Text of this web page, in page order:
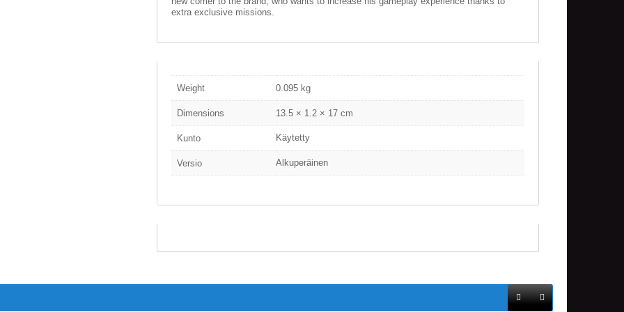
extra exclusive missions.
Weight 0.095 kg
Dimensions 13.5 × 1.2 × 17 cm
Kunto Käytetty
Versio Alkuperäinen